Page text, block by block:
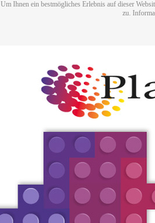
Um Ihnen ein bestmögliches Erlebnis auf dieser
zu.